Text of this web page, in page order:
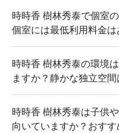
時時香 樹林秀泰で個室
個室には最低利用料金は
時時香 樹林秀泰の環境
ますか？静かな独立空
時時香 樹林秀泰は子供
向いていますか？おすす